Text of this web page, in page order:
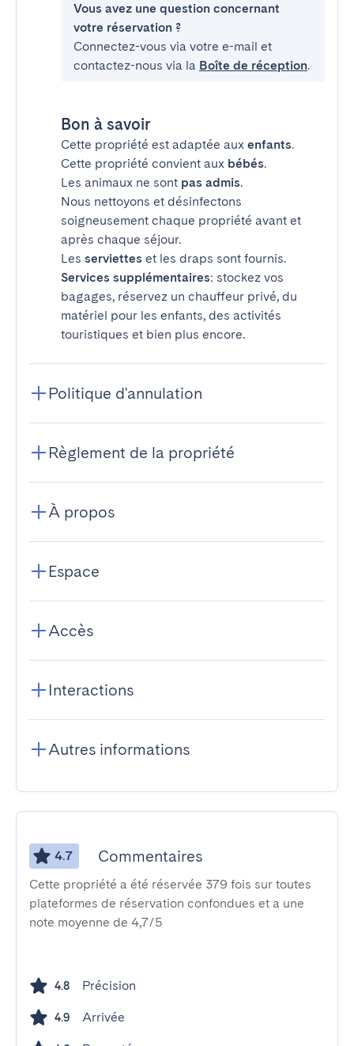
Vous avez une question concernant
votre réservation ?
Connectez-vous via votre e-mail et
contactez-nous via la Boîte de réception.
Bon à savoir
Cette propriété est adaptée aux enfants.
Cette propriété convient aux bébés.
Les animaux ne sont pas admis.
Nous nettoyons et désinfectons
soigneusement chaque propriété avant et
après chaque séjour.
Les serviettes et les draps sont fournis.
Services supplémentaires: stockez vos
bagages, réservez un chauffeur privé, du
matériel pour les enfants, des activités
touristiques et bien plus encore.
Politique d'annulation
Règlement de la propriété
À propos
Espace
Accès
Interactions
Autres informations
4.7 Commentaires
Cette propriété a été réservée 379 fois sur toutes
plateformes de réservation confondues et a une
note moyenne de 4,7/5
4.8 Précision
4.9 Arrivée